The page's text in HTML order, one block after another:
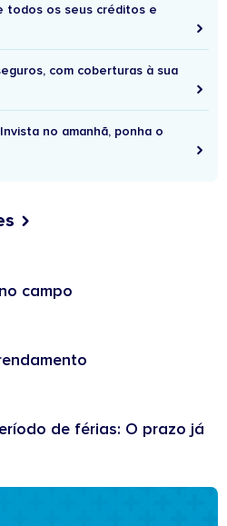
todos os seus créditos e
com coberturas à sua
no amanhã, ponha o
campo
de férias: O prazo já